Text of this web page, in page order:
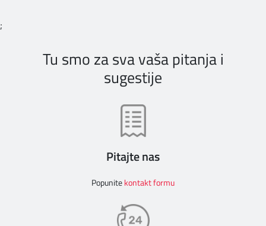
;
Tu smo za sva vaša pitanja i
sugestije
Pitajte nas
Popunitekontakt formu